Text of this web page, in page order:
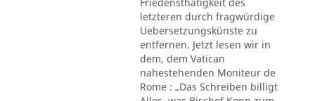
letzteren durch fragwürdige
Uebersetzungskünste zu
entfernen. Jetzt lesen wir in
dem, dem Vatican
nahestehenden Moniteur de
Rome : „Das Schreiben billigt